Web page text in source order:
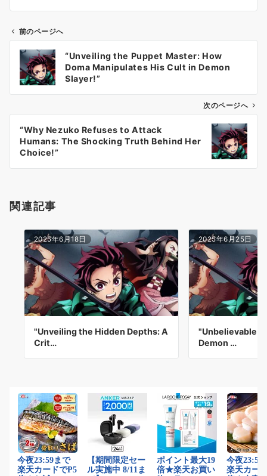
ン
前のページへ
“Unveiling the Puppet Master: How
Doma Manipulates His Cult in Demon
Slayer!”
次のページへ
“Why Nezuko Refuses to Attack
Humans: The Shocking Truth Behind Her
Choice!”
関連記事
2025年6月18日
"Unveiling the Hidden Depths: A
Crit…
2025年6月25日
"Unbelievable
Demon …